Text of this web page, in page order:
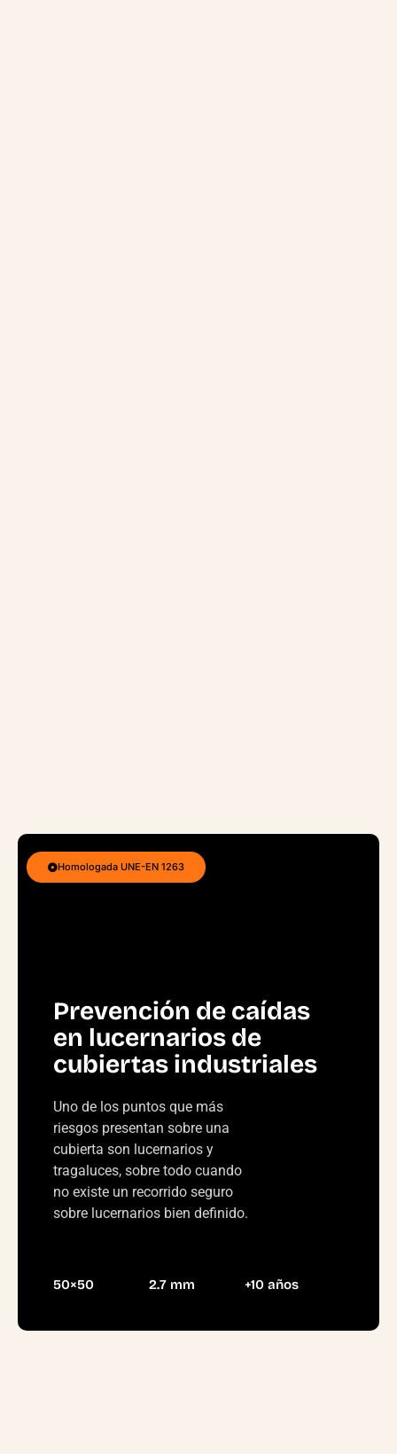
Homologada UNE-EN 1263
Prevención de caídas
en lucernarios de
cubiertas industriales
Uno de los puntos que más
riesgos presentan sobre una
cubierta son lucernarios y
tragaluces, sobre todo cuando
no existe un recorrido seguro
sobre lucernarios bien definido.
50×50 2.7 mm +10 años